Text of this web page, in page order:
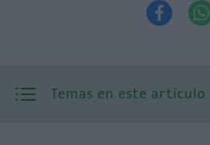
 
Temas en este artículo